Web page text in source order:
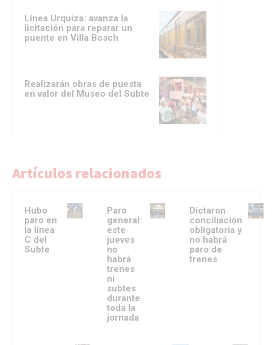
Línea Urquiza: avanza la
licitación para reparar un
puente en Villa Bosch
Realizarán obras de puesta
en valor del Museo del Subte
Artículos relacionados
Hubo
paro en
la línea
C del
Subte
Paro
general:
este
jueves
no
habrá
trenes
ni
subtes
durante
toda la
jornada
Dictaron
conciliación
obligatoria y
no habrá
paro de
trenes